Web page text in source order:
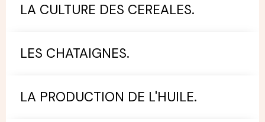
LA CULTURE DES CEREALES.
LES CHATAIGNES.
LA PRODUCTION DE L'HUILE.